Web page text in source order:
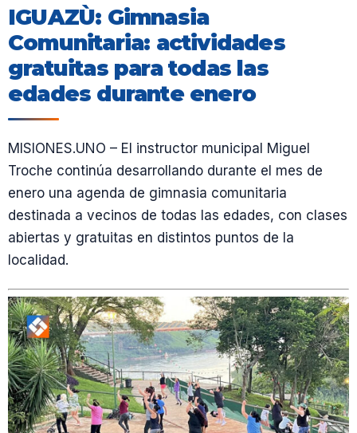
IGUAZÙ: Gimnasia
Comunitaria: actividades
gratuitas para todas las
edades durante enero
MISIONES.UNO – El instructor municipal Miguel
Troche continúa desarrollando durante el mes de
enero una agenda de gimnasia comunitaria
destinada a vecinos de todas las edades, con clases
abiertas y gratuitas en distintos puntos de la
localidad.